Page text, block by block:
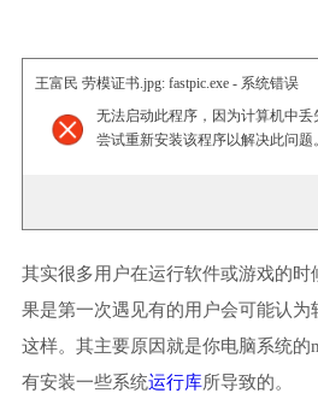
王富民 劳模证书.jpg: fastpic.exe - 系统错误
无法启动此程序，因为计算机中丢
尝试重新安装该程序以解决此问题。
其实很多用户在运行软件或游戏的时
果是第一次遇见有的用户会可能认为
这样。其主要原因就是你电脑系统的
有安装一些系统运行库所导致的。